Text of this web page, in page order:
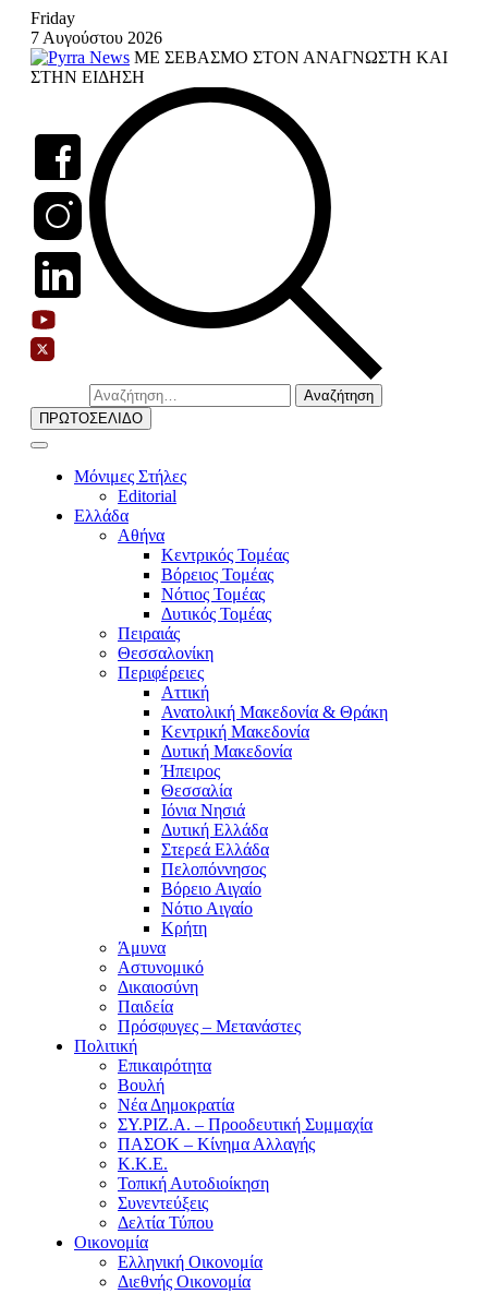
Skip
content
Friday
7 Αυγούστου 2026
ΜΕ ΣΕΒΑΣΜΟ ΣΤΟΝ ΑΝΑΓΝΩΣΤΗ ΚΑΙ
ΣΤΗΝ ΕΙΔΗΣΗ
Αναζήτηση
για:
ΠΡΩΤΟΣΕΛΙΔΟ
Μόνιμες Στήλες
Editorial
Ελλάδα
Αθήνα
Κεντρικός Τομέας
Βόρειος Τομέας
Νότιος Τομέας
Δυτικός Τομέας
Πειραιάς
Θεσσαλονίκη
Περιφέρειες
Αττική
Ανατολική Μακεδονία & Θράκη
Κεντρική Μακεδονία
Δυτική Μακεδονία
Ήπειρος
Θεσσαλία
Ιόνια Νησιά
Δυτική Ελλάδα
Στερεά Ελλάδα
Πελοπόννησος
Βόρειο Αιγαίο
Νότιο Αιγαίο
Κρήτη
Άμυνα
Αστυνομικό
Δικαιοσύνη
Παιδεία
Πρόσφυγες – Μετανάστες
Πολιτική
Επικαιρότητα
Βουλή
Νέα Δημοκρατία
ΣΥ.ΡΙΖ.Α. – Προοδευτική Συμμαχία
ΠΑΣΟΚ – Κίνημα Αλλαγής
Κ.Κ.Ε.
Τοπική Αυτοδιοίκηση
Συνεντεύξεις
Δελτία Τύπου
Οικονομία
Ελληνική Οικονομία
Διεθνής Οικονομία